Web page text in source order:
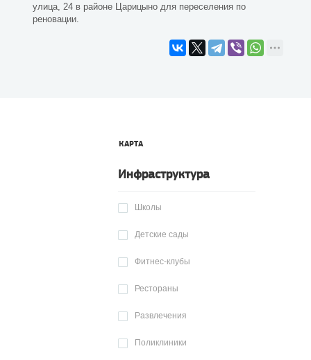
улица, 24 в районе Царицыно для переселения по
реновации.
КАРТА
Инфраструктура
Школы
Детские сады
Фитнес-клубы
Рестораны
Развлечения
Поликлиники